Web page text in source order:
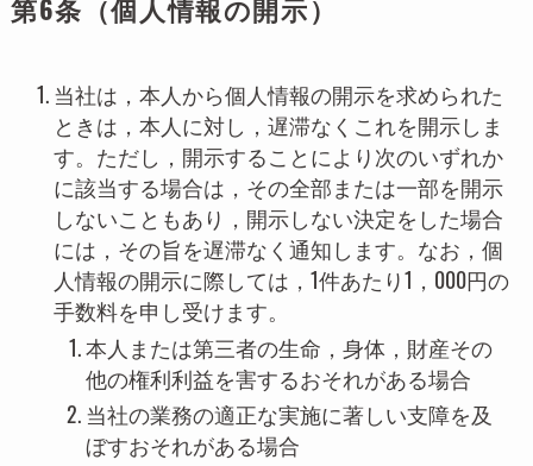
第6条（個人情報の開示）
当社は，本人から個人情報の開示を求められた
ときは，本人に対し，遅滞なくこれを開示しま
す。ただし，開示することにより次のいずれか
に該当する場合は，その全部または一部を開示
しないこともあり，開示しない決定をした場合
には，その旨を遅滞なく通知します。なお，個
人情報の開示に際しては，1件あたり1，000円の
手数料を申し受けます。
本人または第三者の生命，身体，財産その
他の権利利益を害するおそれがある場合
当社の業務の適正な実施に著しい支障を及
ぼすおそれがある場合